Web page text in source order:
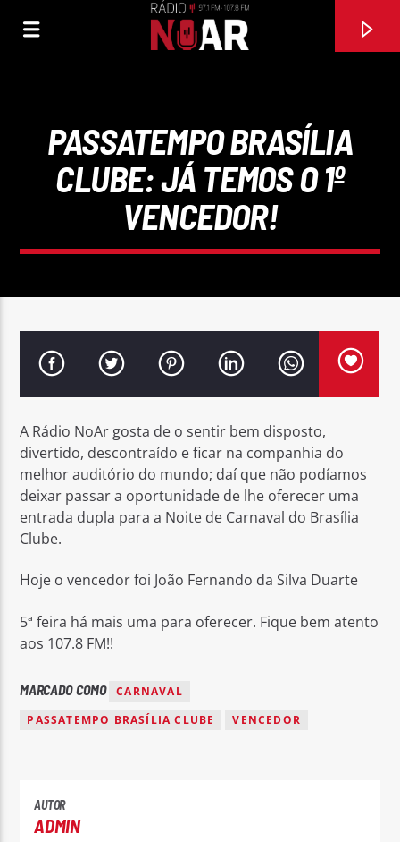
97.1FM E 107.8 FM
Rádio No ar
PASSATEMPO BRASÍLIA
CLUBE: JÁ TEMOS O 1º
VENCEDOR!
A Rádio NoAr gosta de o sentir bem disposto,
divertido, descontraído e ficar na companhia do
melhor auditório do mundo; daí que não podíamos
deixar passar a oportunidade de lhe oferecer uma
entrada dupla para a Noite de Carnaval do Brasília
Clube.
Hoje o vencedor foi João Fernando da Silva Duarte
5ª feira há mais uma para oferecer. Fique bem atento
aos 107.8 FM!!
MARCADO COMO
CARNAVAL
PASSATEMPO BRASÍLIA CLUBE
VENCEDOR
AUTOR
ADMIN